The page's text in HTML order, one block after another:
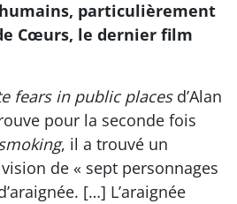
particulièrement
Cœurs, le dernier film
fears in public placesd’Alan
pour la seconde fois
, il a trouvé un
de « sept personnages
[…] L’araignée